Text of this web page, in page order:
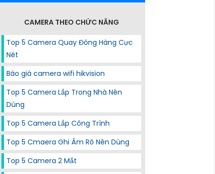
CAMERA THEO CHỨC NĂNG
Top 5 Camera Quay Đóng Hàng Cực
Nét
Báo giá camera wifi hikvision
Top 5 Camera Lắp Trong Nhà Nên
Dùng
Top 5 Camera Lắp Công Trình
Top 5 Cmaera Ghi Âm Rõ Nên Dùng
Top 5 Camera 2 Mắt